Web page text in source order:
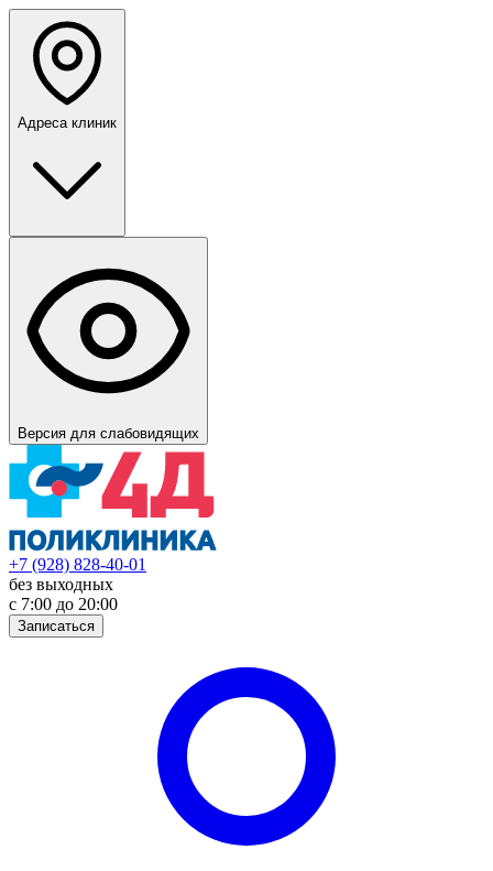
Адреса клиник
Версия для слабовидящих
+7 (928) 828-40-01
без выходных
с 7:00 до 20:00
Записаться